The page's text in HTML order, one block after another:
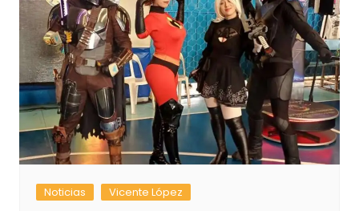
Noticias Vicente López